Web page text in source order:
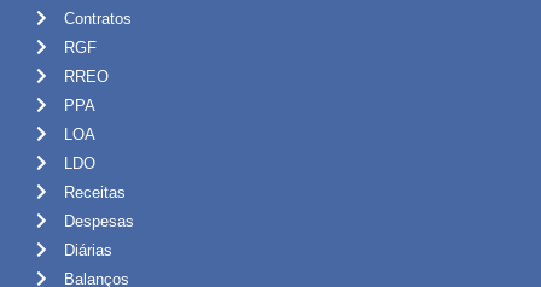
Contratos
RGF
RREO
PPA
LOA
LDO
Receitas
Despesas
Diárias
Balanços